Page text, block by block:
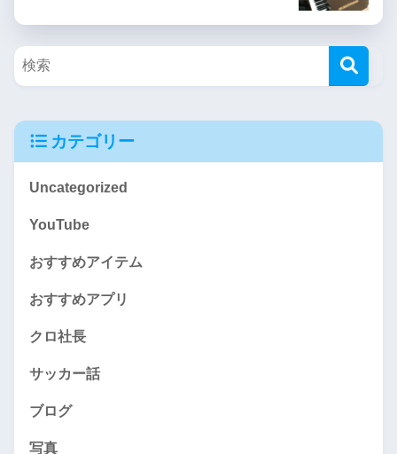
カテゴリー
Uncategorized
YouTube
おすすめアイテム
おすすめアプリ
クロ社長
サッカー話
ブログ
写真